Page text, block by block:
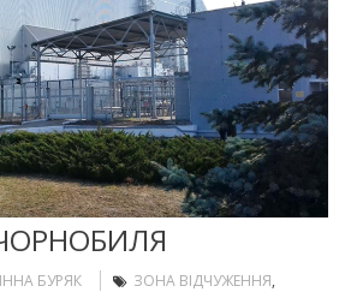
ІННА БУРЯК ЗОНА ВІДЧУЖЕННЯ,